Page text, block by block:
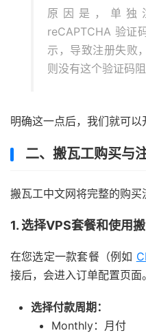
原因是，单独
reCAPTCHA 验证
示，导致注册失败
则没有这个验证码阻
明确这一点后，我们就可以
二、搬瓦工购买与
搬瓦工中文网将完整的购买
1. 选择VPS套餐和使用
在您选定一款套餐（例如
接后，会进入订单配置页面。
选择付款周期：
Monthly：月付